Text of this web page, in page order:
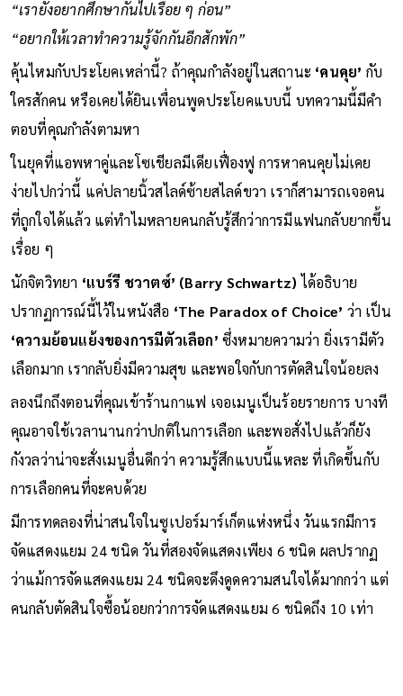
“ไม่ใช่ว่าไม่ชอบนะ แต่ยังไม่แน่ใจว่าใช่”
“เรายังอยากศึกษากันไปเรื่อย ๆ ก่อน”
“อยากให้เวลาทำความรู้จักกันอีกสักพัก”
คุ้นไหมกับประโยคเหล่านี้? ถ้าคุณกำลังอยู่ในสถานะ‘คนคุย’กับ
ใครสักคน หรือเคยได้ยินเพื่อนพูดประโยคแบบนี้ บทความนี้มีคำ
ตอบที่คุณกำลังตามหา
ในยุคที่แอพหาคู่และโซเชียลมีเดียเฟื่องฟู การหาคนคุยไม่เคย
ง่ายไปกว่านี้ แค่ปลายนิ้วสไลด์ซ้ายสไลด์ขวา เราก็สามารถเจอคน
ที่ถูกใจได้แล้ว แต่ทำไมหลายคนกลับรู้สึกว่าการมีแฟนกลับยากขึ้น
เรื่อย ๆ
นักจิตวิทยา‘แบร์รี ชวาตซ์’ (Barry Schwartz)ได้อธิบาย
ปรากฏการณ์นี้ไว้ในหนังสือ‘The Paradox of Choice’ว่า เป็น
‘ความย้อนแย้งของการมีตัวเลือก’ซึ่งหมายความว่า ยิ่งเรามีตัว
เลือกมาก เรากลับยิ่งมีความสุข และพอใจกับการตัดสินใจน้อยลง
ลองนึกถึงตอนที่คุณเข้าร้านกาแฟ เจอเมนูเป็นร้อยรายการ บางที
คุณอาจใช้เวลานานกว่าปกติในการเลือก และพอสั่งไปแล้วก็ยัง
กังวลว่าน่าจะสั่งเมนูอื่นดีกว่า ความรู้สึกแบบนี้แหละ ที่เกิดขึ้นกับ
การเลือกคนที่จะคบด้วย
มีการทดลองที่น่าสนใจในซูเปอร์มาร์เก็ตแห่งหนึ่ง วันแรกมีการ
จัดแสดงแยม 24 ชนิด วันที่สองจัดแสดงเพียง 6 ชนิด ผลปรากฏ
ว่าแม้การจัดแสดงแยม 24 ชนิดจะดึงดูดความสนใจได้มากกว่า แต่